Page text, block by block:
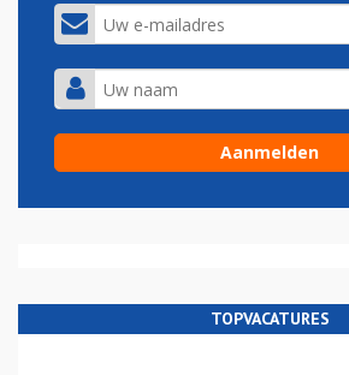
TOPVACATURES